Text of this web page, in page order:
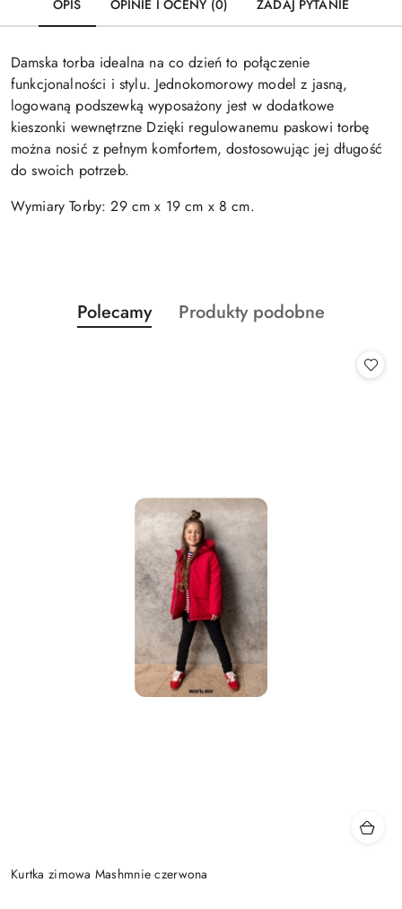
OPIS OPINIE I OCENY (0) ZADAJ PYTANIE
Damska torba idealna na co dzień to połączenie
funkcjonalności i stylu. Jednokomorowy model z jasną,
logowaną podszewką wyposażony jest w dodatkowe
kieszonki wewnętrzne Dzięki regulowanemu paskowi torbę
można nosić z pełnym komfortem, dostosowując jej długość
do swoich potrzeb.
Wymiary Torby: 29 cm x 19 cm x 8 cm.
Pomiń karuzelę produktów
Produkty
o
Polecamy
Produkty
Produkty podobne
Kurtka zimowa Mashmnie czerwona